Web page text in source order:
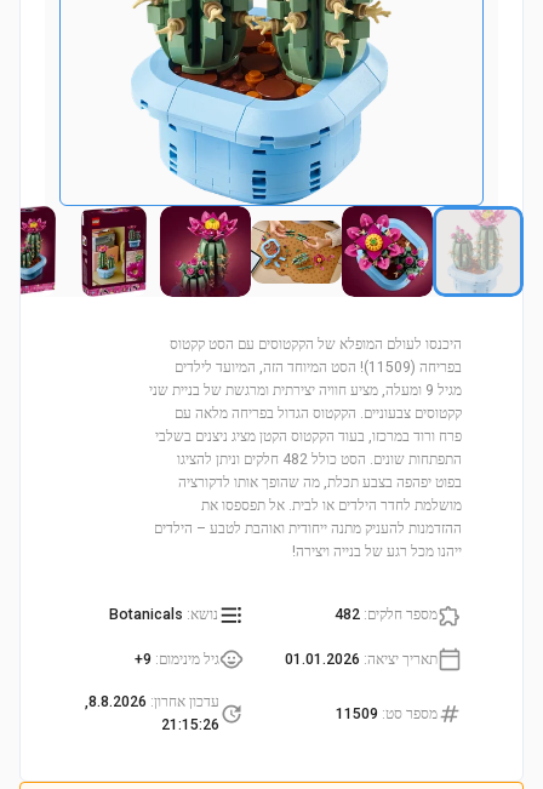
היכנסו לעולם המופלא של הקקטוסים עם הסט קקטוס
בפריחה (11509)! הסט המיוחד הזה, המיועד לילדים
מגיל 9 ומעלה, מציע חוויה יצירתית ומרגשת של בניית שני
קקטוסים צבעוניים. הקקטוס הגדול בפריחה מלאה עם
פרח ורוד במרכזו, בעוד הקקטוס הקטן מציג ניצנים בשלבי
התפתחות שונים. הסט כולל 482 חלקים וניתן להציגו
בפוט יפהפה בצבע תכלת, מה שהופך אותו לדקורציה
מושלמת לחדר הילדים או לבית. אל תפספסו את
ההזדמנות להעניק מתנה ייחודית ואוהבת לטבע – הילדים
ייהנו מכל רגע של בנייה ויצירה!
מספר חלקים:
482 נושא:
Botanicals
תאריך יציאה:
01.01.2026 גיל מינימום:
9+
מספר סט:
11509
עדכון אחרון:
8.8.2026,
21:15:26